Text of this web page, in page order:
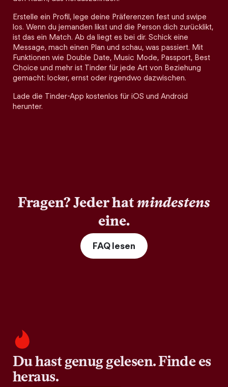
Erstelle ein Profil, lege deine Präferenzen fest und swipe
los. Wenn du jemanden likst und die Person dich zurücklikt,
ist das ein Match. Ab da liegt es bei dir. Schick eine
Message, mach einen Plan und schau, was passiert. Mit
Funktionen wie Double Date, Music Mode, Passport, Best
Choice und mehr ist Tinder für jede Art von Beziehung
gemacht: locker, ernst oder irgendwo dazwischen.
Lade die Tinder-App kostenlos für iOS und Android
herunter.
Fragen? Jeder hatmindestens
eine.
FAQ lesen
Du hast genug gelesen. Finde es
heraus.